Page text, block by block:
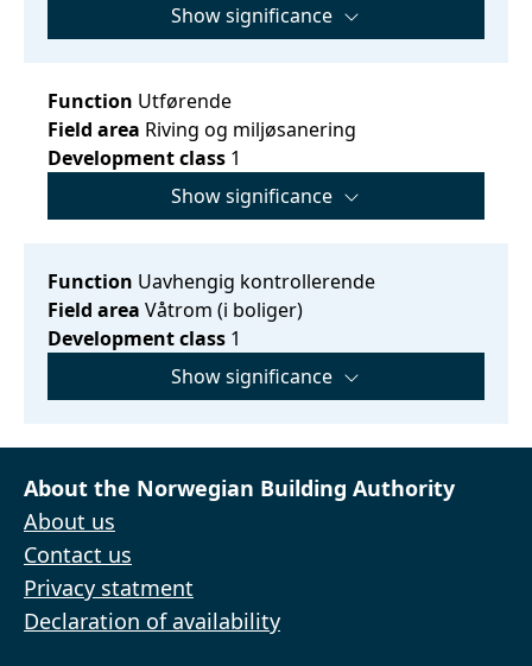
Show significance
Function Utførende
Field area Riving og miljøsanering
Development class 1
Show significance
Function Uavhengig kontrollerende
Field area Våtrom (i boliger)
Development class 1
Show significance
About the Norwegian Building Authority
About us
Contact us
Privacy statment
Declaration of availability